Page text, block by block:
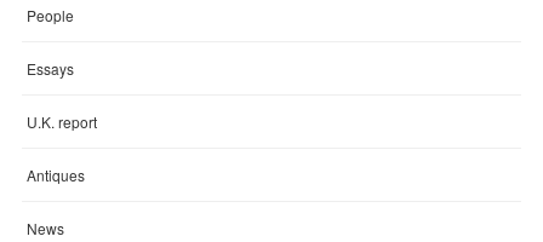
People
Essays
U.K. report
Antiques
News